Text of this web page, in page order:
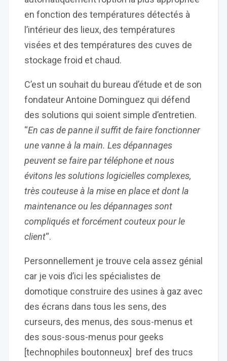
en fonction des températures détectés à
l’intérieur des lieux, des températures
visées et des températures des cuves de
stockage froid et chaud.
C’est un souhait du bureau d’étude et de son
fondateur Antoine Dominguez qui défend
des solutions qui soient simple d’entretien.
“En cas de panne il suffit de faire fonctionner
une vanne à la main. Les dépannages
peuvent se faire par téléphone et nous
évitons les solutions logicielles complexes,
très couteuse à la mise en place et dont la
maintenance ou les dépannages sont
compliqués et forcément couteux pour le
client“.
Personnellement je trouve cela assez génial
car je vois d’ici les spécialistes de
domotique construire des usines à gaz avec
des écrans dans tous les sens, des
curseurs, des menus, des sous-menus et
des sous-sous-menus pour geeks
[technophiles boutonneux] bref des trucs